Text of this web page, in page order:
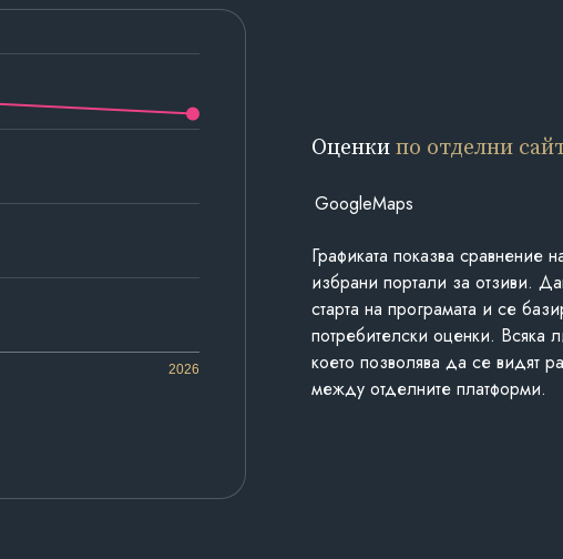
2026
Оценкипо отделни
GoogleMaps
Графиката показва сравнение
избрани портали за отзиви.
старта на програмата и се
потребителски оценки. Всяка
което позволява да се видят
между отделните платформи.